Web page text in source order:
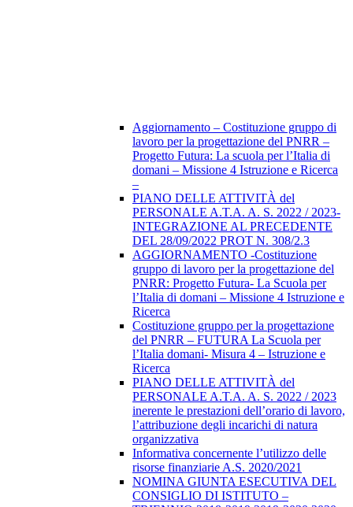
Aggiornamento – Costituzione gruppo di
lavoro per la progettazione del PNRR –
Progetto Futura: La scuola per l’Italia di
domani – Missione 4 Istruzione e Ricerca
–
PIANO DELLE ATTIVITÀ del
PERSONALE A.T.A. A. S. 2022 / 2023-
INTEGRAZIONE AL PRECEDENTE
DEL 28/09/2022 PROT N. 308/2.3
AGGIORNAMENTO -Costituzione
gruppo di lavoro per la progettazione del
PNRR: Progetto Futura- La Scuola per
l’Italia di domani – Missione 4 Istruzione e
Ricerca
Costituzione gruppo per la progettazione
del PNRR – FUTURA La Scuola per
l’Italia domani- Misura 4 – Istruzione e
Ricerca
PIANO DELLE ATTIVITÀ del
PERSONALE A.T.A. A. S. 2022 / 2023
inerente le prestazioni dell’orario di lavoro,
l’attribuzione degli incarichi di natura
organizzativa
Informativa concernente l’utilizzo delle
risorse finanziarie A.S. 2020/2021
NOMINA GIUNTA ESECUTIVA DEL
CONSIGLIO DI ISTITUTO –